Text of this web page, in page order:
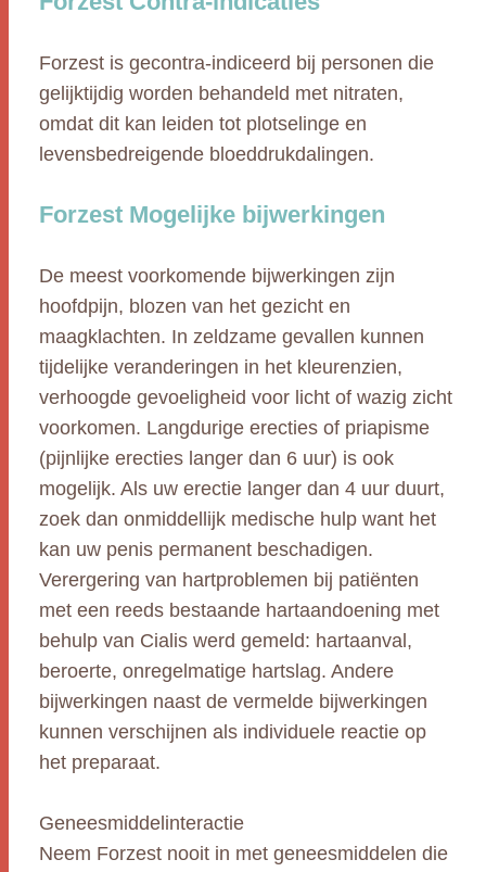
Forzest is gecontra-indiceerd bij personen die
gelijktijdig worden behandeld met nitraten,
omdat dit kan leiden tot plotselinge en
levensbedreigende bloeddrukdalingen.
Forzest Mogelijke bijwerkingen
De meest voorkomende bijwerkingen zijn
hoofdpijn, blozen van het gezicht en
maagklachten. In zeldzame gevallen kunnen
tijdelijke veranderingen in het kleurenzien,
verhoogde gevoeligheid voor licht of wazig zicht
voorkomen. Langdurige erecties of priapisme
(pijnlijke erecties langer dan 6 uur) is ook
mogelijk. Als uw erectie langer dan 4 uur duurt,
zoek dan onmiddellijk medische hulp want het
kan uw penis permanent beschadigen.
Verergering van hartproblemen bij patiënten
met een reeds bestaande hartaandoening met
behulp van Cialis werd gemeld: hartaanval,
beroerte, onregelmatige hartslag. Andere
bijwerkingen naast de vermelde bijwerkingen
kunnen verschijnen als individuele reactie op
het preparaat.
Geneesmiddelinteractie
Neem Forzest nooit in met geneesmiddelen die